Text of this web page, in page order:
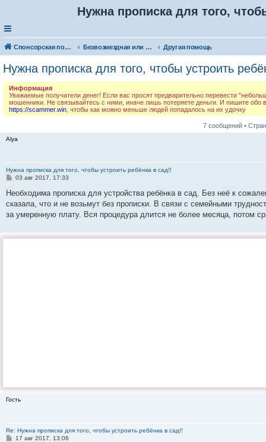
Нужна прописка для того,
Спонсорская помощь. Разместите своё объявление в соответствующей рубрике Безвозмездная или условно-безвозмездная помощь Другая помощь
Нужна прописка для того, чтобы устроить
Информация
Уважаемые получатели денег! Если вас просят предварительно перевести
мошенники. Не связывайтесь с ними, иначе лишь потеряете деньги. И пишите
https://scammer.win , чтобы как можно меньше людей попадалось на их удочку
7 сообщений •
Alya
Нужна прописка для того, чтобы устроить ребёнка в сад!!
С
о
щ
е
н
е
03 авг 2017, 17:33
Необходима прописка для устройства ребёнка в сад. Без неё к
сказала, что и не возьмут без прописки. В связи с семейными
за умеренную плату. Вся процедура длится не более месяца, потом
Гость
Re: Нужна прописка для того, чтобы устроить ребёнка в сад!!
С17 авг 2017, 13:06